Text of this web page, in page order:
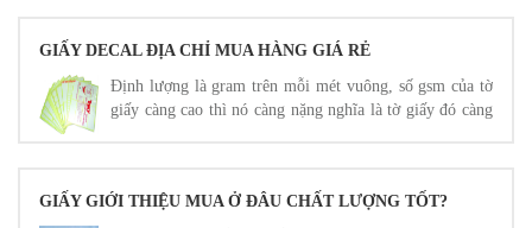
GIẤY DECAL ĐỊA CHỈ MUA HÀNG GIÁ RẺ
Định lượng là gram trên mỗi mét vuông, số gsm của tờ
giấy càng cao thì nó càng nặng nghĩa là tờ giấy đó càng
GIẤY GIỚI THIỆU MUA Ở ĐÂU CHẤT LƯỢNG TỐT?